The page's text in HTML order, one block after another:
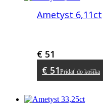
Ametyst 6,11ct
€ 51
€ 51Pridať do košíka